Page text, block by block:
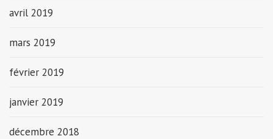
avril 2019
mars 2019
février 2019
janvier 2019
décembre 2018